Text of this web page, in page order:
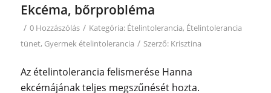
Ekcéma, bőrprobléma
/ 0 Hozzászólás / Kategória: Ételintolerancia, Ételintolerancia
tünet, Gyermek ételintolerancia / Szerző: Krisztina
Az ételintolerancia felismerése Hanna
ekcémájának teljes megszűnését hozta.